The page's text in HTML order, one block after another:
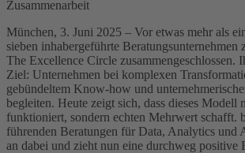
Zusammenarbeit
München, 3. Juni 2025 – Vor etwas mehr als
sieben inhabergeführte Beratungsunternehmen
The Excellence Circle zusammengeschlossen.
Ziel: Unternehmen bei komplexen
gebündeltem Know-how und
begleiten. Heute zeigt sich, dass dieses Modell
funktioniert, sondern echten Mehrwert schafft.
führenden Beratungen für Data, Analytics und
an dabei und zieht nun eine durchweg positive